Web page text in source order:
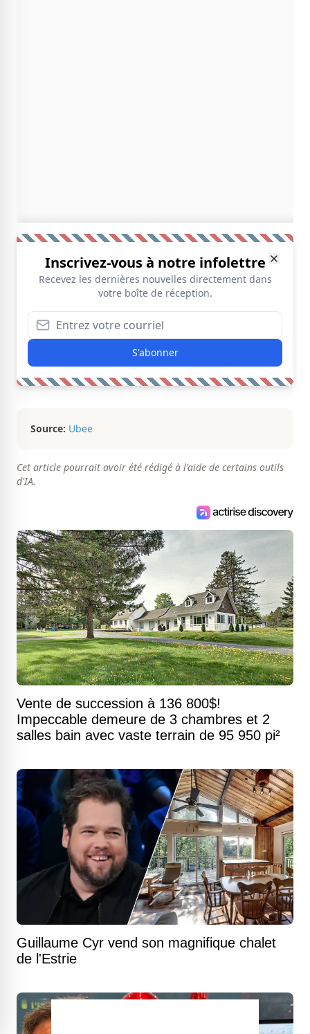
Inscrivez-vous à notre infolettre
Recevez les dernières nouvelles directement dans
votre boîte de réception.
S'abonner
Source: Ubee
Cet article pourrait avoir été rédigé à l'aide de certains outils
d'IA.
Vente de succession à 136 800$!
Impeccable demeure de 3 chambres et 2
salles bain avec vaste terrain de 95 950 pi²
Guillaume Cyr vend son magnifique chalet
de l'Estrie